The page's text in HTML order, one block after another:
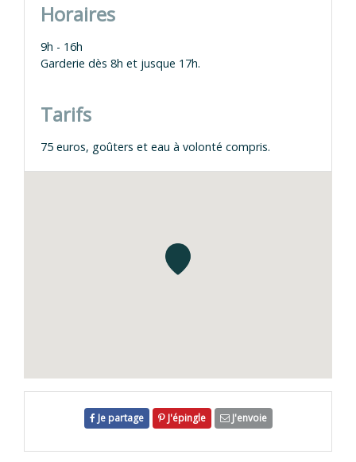
Horaires
9h - 16h
Garderie dès 8h et jusque 17h.
Tarifs
75 euros, goûters et eau à volonté compris.
Je partage J'épingle J'envoie